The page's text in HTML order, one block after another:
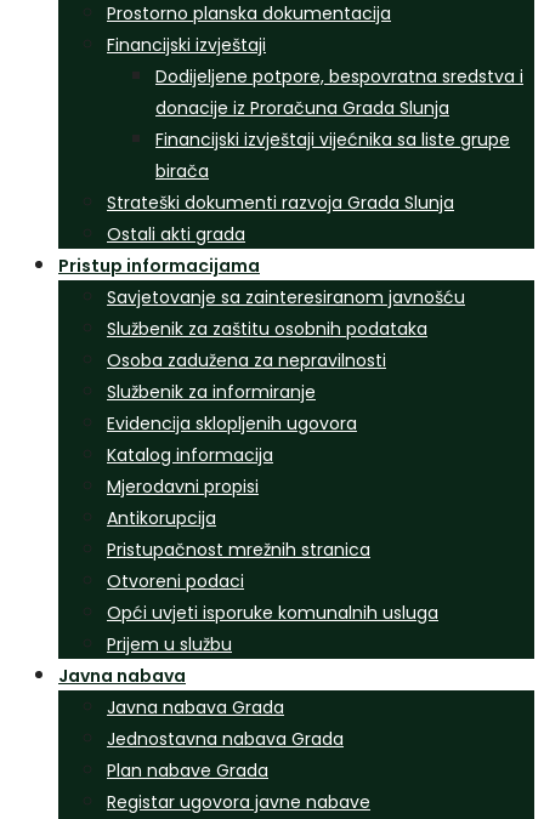
Prostorno planska dokumentacija
Financijski izvještaji
Dodijeljene potpore, bespovratna sredstva i
donacije iz Proračuna Grada Slunja
Financijski izvještaji vijećnika sa liste grupe
birača
Strateški dokumenti razvoja Grada Slunja
Ostali akti grada
Pristup informacijama
Savjetovanje sa zainteresiranom javnošću
Službenik za zaštitu osobnih podataka
Osoba zadužena za nepravilnosti
Službenik za informiranje
Evidencija sklopljenih ugovora
Katalog informacija
Mjerodavni propisi
Antikorupcija
Pristupačnost mrežnih stranica
Otvoreni podaci
Opći uvjeti isporuke komunalnih usluga
Prijem u službu
Javna nabava
Javna nabava Grada
Jednostavna nabava Grada
Plan nabave Grada
Registar ugovora javne nabave